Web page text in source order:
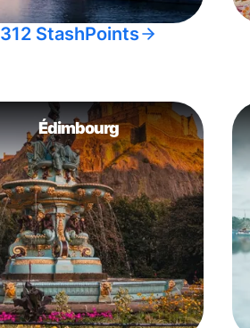
312 StashPoints
Édimbourg